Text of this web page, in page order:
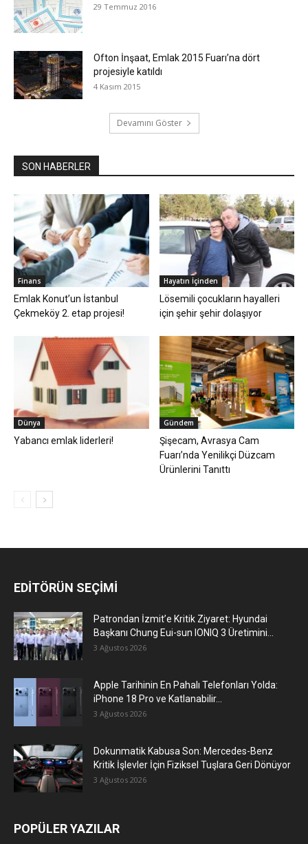
29 Temmuz 2016
Ofton İnşaat, Emlak 2015 Fuarı’na dört
projesiyle katıldı
4 Kasım 2015
Devamını Göster
SON HABERLER
Finans
Emlak Konut’un İstanbul
Çekmeköy 2. etap projesi!
Hayatın İçinden
Lösemili çocukların hayalleri
için şehir şehir dolaşıyor
Dünya
Yabancı emlak liderleri!
Gündem
Şişecam, Avrasya Cam
Fuarı’nda Yenilikçi Düzcam
Ürünlerini Tanıttı
EDİTÖRÜN SEÇİMİ
Patrondan İzmit’e Kritik Ziyaret: Hyundai
Başkanı Chung Eui-sun IONIQ 3 Üretimini...
3 Ağustos 2026
Apple Tarihinin En Pahalı Telefonları Yolda:
iPhone 18 Pro ve Katlanabilir...
3 Ağustos 2026
Dokunmatik Kabusa Son: Mercedes-Benz
Kritik İşlevler İçin Fiziksel Tuşlara Geri Dönüyor
3 Ağustos 2026
POPÜLER YAZILAR